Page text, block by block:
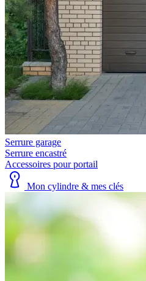
Serrure garage
Serrure encastré
Accessoires pour portail
Mon cylindre & mes clés